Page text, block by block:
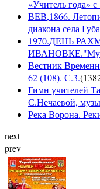
«Учитель года» с
ВЕВ,1866.
диакона села
1970.ДЕНЬ
Вестник
62 (108). С.3.(
Гимн учителей
С.Нечаевой,
Река Ворона.
next
prev